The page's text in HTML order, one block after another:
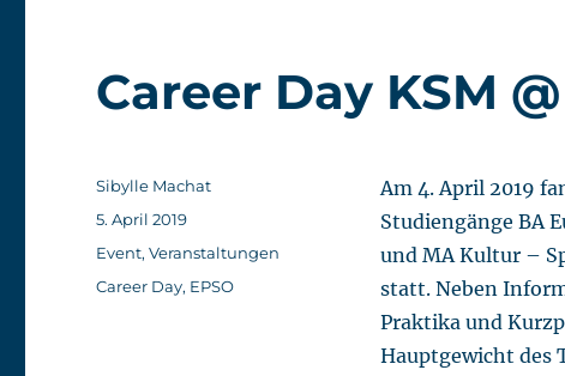
Career Day KSM
Am 4. April 2019
Studiengänge BA
und MA Kultur –
statt. Neben
Praktika und
Hauptgewicht des
Autor
Sibylle Machat
Veröffentlicht
am
5. April 2019
Kategorien
Event,Veranstaltungen
Schlagwörter
Career Day, EPSO